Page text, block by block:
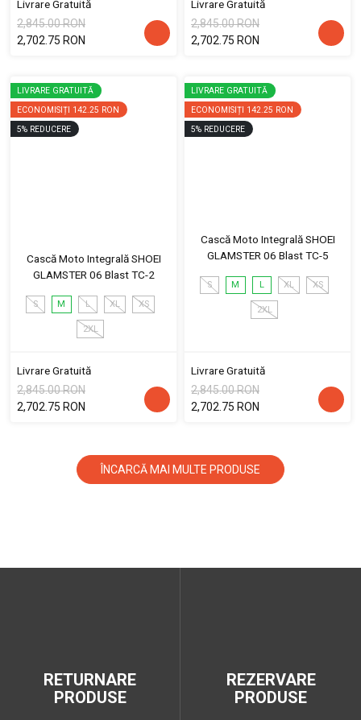
Livrare Gratuită
2,845.00 RON
2,702.75 RON
Livrare Gratuită
2,845.00 RON
2,702.75 RON
LIVRARE GRATUITĂ
ECONOMISIȚI 142.25 RON
5% REDUCERE
Cască Moto Integrală SHOEI
GLAMSTER 06 Blast TC-2
S M L XL XS
2XL
Livrare Gratuită
2,845.00 RON
2,702.75 RON
LIVRARE GRATUITĂ
ECONOMISIȚI 142.25 RON
5% REDUCERE
Cască Moto Integrală SHOEI
GLAMSTER 06 Blast TC-5
S M L XL XS
2XL
Livrare Gratuită
2,845.00 RON
2,702.75 RON
ÎNCARCĂ MAI MULTE PRODUSE
RETURNARE
PRODUSE
REZERVARE
PRODUSE